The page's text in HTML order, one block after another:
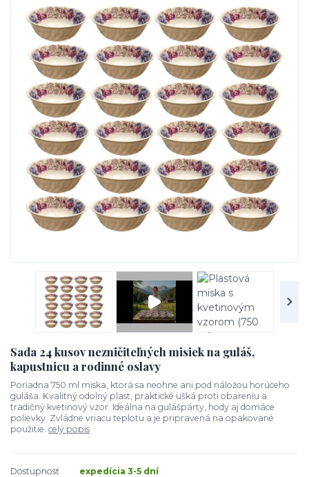
Sada 24 kusov nezničiteľných misiek na guláš,
kapustnicu a rodinné oslavy
Poriadna 750 ml miska, ktorá sa neohne ani pod náložou horúceho
guláša. Kvalitný odolný plast, praktické ušká proti obareniu a
tradičný kvetinový vzor. Ideálna na gulášpárty, hody aj domáce
polievky. Zvládne vriacu teplotu a je pripravená na opakované
použitie. celý popis
Dostupnosť expedícia 3-5 dní